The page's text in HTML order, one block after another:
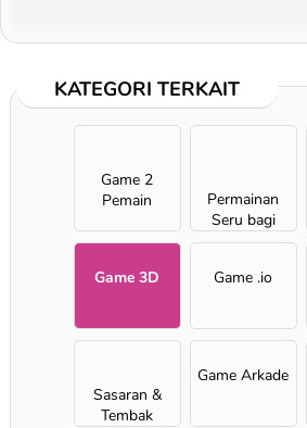
KATEGORI TERKAIT
Game 2
Pemain
Permainan
Seru bagi
Anak
Game 3D
Game .io
Sasaran &
Tembak
Game Arkade